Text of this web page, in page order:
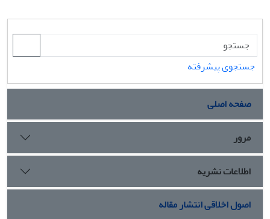
جستجوی پیشرفته
صفحه اصلی
مرور
اطلاعات نشریه
اصول اخلاقی انتشار مقاله